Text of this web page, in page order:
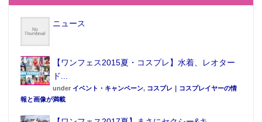
ニュース
【ワンフェス2015夏・コスプレ】水着、レオター
ド...
under イベント・キャンペーン, コスプレ｜コスプレイヤーの情
報と画像が満載